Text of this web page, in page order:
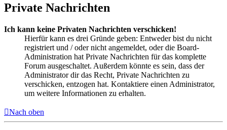
Private Nachrichten
Ich kann keine Privaten Nachrichten verschicken!
Hierfür kann es drei Gründe geben: Entweder bist du nicht
registriert und / oder nicht angemeldet, oder die Board-
Administration hat Private Nachrichten für das komplette
Forum ausgeschaltet. Außerdem könnte es sein, dass der
Administrator dir das Recht, Private Nachrichten zu
verschicken, entzogen hat. Kontaktiere einen Administrator,
um weitere Informationen zu erhalten.
Nach oben